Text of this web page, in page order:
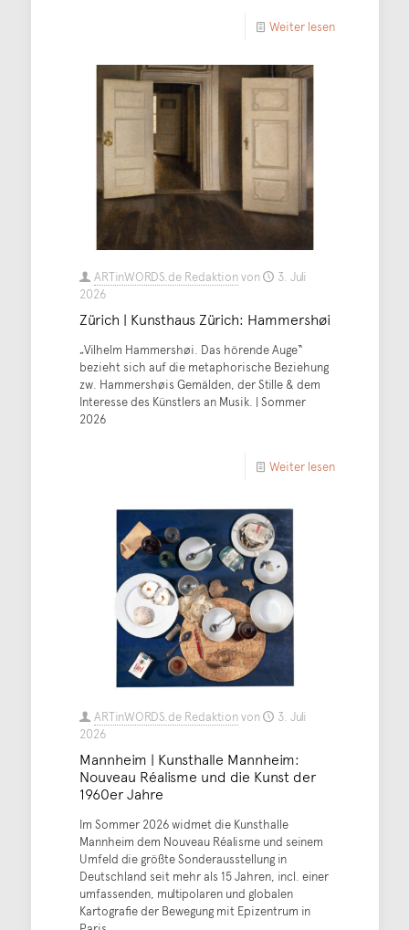
Weiter lesen
ARTinWORDS.de Redaktionvon
3. Juli
2026
Zürich | Kunsthaus Zürich: Hammershøi
„Vilhelm Hammershøi. Das hörende Auge“
bezieht sich auf die metaphorische Beziehung
zw. Hammershøis Gemälden, der Stille & dem
Interesse des Künstlers an Musik. | Sommer
2026
Weiter lesen
ARTinWORDS.de Redaktionvon
3. Juli
2026
Mannheim | Kunsthalle Mannheim:
Nouveau Réalisme und die Kunst der
1960er Jahre
Im Sommer 2026 widmet die Kunsthalle
Mannheim dem Nouveau Réalisme und seinem
Umfeld die größte Sonderausstellung in
Deutschland seit mehr als 15 Jahren, incl. einer
umfassenden, multipolaren und globalen
Kartografie der Bewegung mit Epizentrum in